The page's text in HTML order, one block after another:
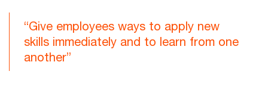
“Give employees ways to apply new
skills immediately and to learn from one
another”